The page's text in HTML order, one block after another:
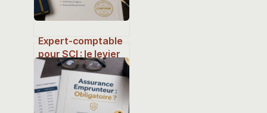
Expert-comptable
pour SCI : le levier
indispensable pour
sécuriser votre
patrimoine
immobilier